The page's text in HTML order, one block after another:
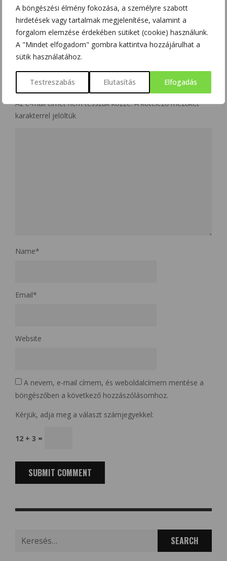
A böngészési élmény fokozása, a személyre szabott
hirdetések vagy tartalmak megjelenítése, valamint a
forgalom elemzése érdekében sütiket (cookie) használunk.
A "Mindet elfogadom" gombra kattintva hozzájárulhat a
sütik használatához.
Testreszabás Elutasítás Elfogadás
NO COMMENT
LEAVE A REPLY
Az e-mail címet nem tesszük közzé. A kötelező mezőket*
karakterrel jelöltük
Name*
Email*
Website
A nevem, e-mail címem, és weboldalcímem mentése a
böngészőben a következő hozzászólásomhoz.
Kérjük, adja meg a választ számjegyekkel:
12 + 3 =
for: